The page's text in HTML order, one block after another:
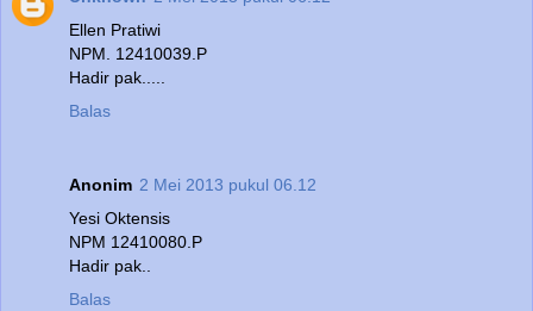
Ellen Pratiwi
NPM. 12410039.P
Hadir pak.....
Balas
Anonim 2 Mei 2013 pukul 06.12
Yesi Oktensis
NPM 12410080.P
Hadir pak..
Balas